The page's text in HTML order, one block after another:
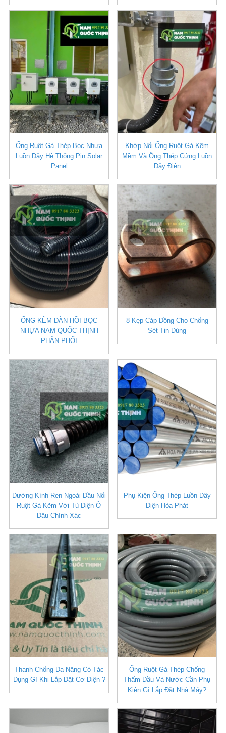
Ống Ruột Gà Thép Bọc Nhựa
Luồn Dây Hệ Thống Pin Solar
Panel
Khớp Nối Ống Ruột Gà Kẽm
Mềm Và Ống Thép Cứng Luồn
Dây Điện
ỐNG KẼM ĐÀN HỒI BỌC
NHỰA NAM QUỐC THỊNH
PHÂN PHỐI
8 Kẹp Cáp Đồng Cho Chống
Sét Tin Dùng
Đường Kính Ren Ngoài Đầu Nối
Ruột Gà Kẽm Với Tủ Điện Ở
Đâu Chính Xác
Phụ Kiện Ống Thép Luồn Dây
Điện Hòa Phát
Thanh Chống Đa Năng Có Tác
Dụng Gì Khi Lắp Đặt Cơ Điện ?
Ống Ruột Gà Thép Chống
Thấm Dầu Và Nước Cần Phụ
Kiện Gì Lắp Đặt Nhà Máy?